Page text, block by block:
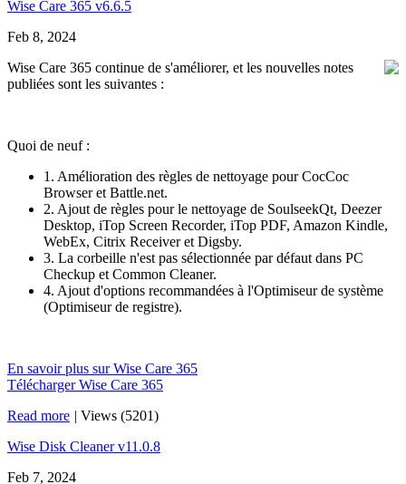
Wise Care 365 v6.6.5
Feb 8, 2024
Wise Care 365 continue de s'améliorer, et les nouvelles notes
publiées sont les suivantes :
Quoi de neuf :
1. Amélioration des règles de nettoyage pour CocCoc
Browser et Battle.net.
2. Ajout de règles pour le nettoyage de SoulseekQt, Deezer
Desktop, iTop Screen Recorder, iTop PDF, Amazon Kindle,
WebEx, Citrix Receiver et Digsby.
3. La corbeille n'est pas sélectionnée par défaut dans PC
Checkup et Common Cleaner.
4. Ajout d'options recommandées à l'Optimiseur de système
(Optimiseur de registre).
En savoir plus sur Wise Care 365
Télécharger Wise Care 365
Read more | Views (5201)
Wise Disk Cleaner v11.0.8
Feb 7, 2024